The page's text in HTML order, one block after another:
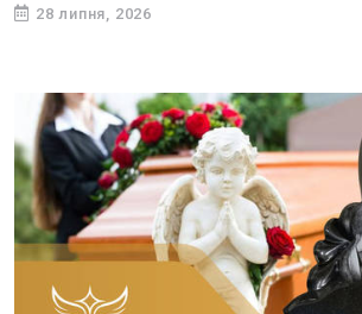
28 липня, 2026